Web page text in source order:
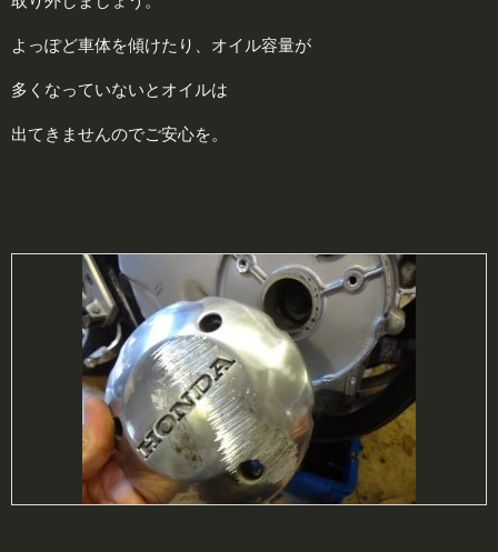
よっぽど車体を傾けたり、オイル容量が
多くなっていないとオイルは
出てきませんのでご安心を。